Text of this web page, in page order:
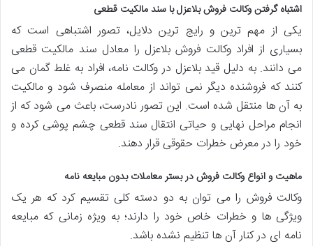
اشتباه گرفتن وکالت فروش بلاعزل با سند مالکیت قطعی
یکی از مهم ترین و رایج ترین دلایل، تصور اشتباهی است که
بسیاری از افراد وکالت فروش بلاعزل را معادل سند مالکیت قطعی
می دانند. به دلیل قید بلاعزل در وکالت نامه، افراد به غلط گمان می
کنند که فروشنده دیگر نمی تواند از معامله منصرف شود و مالکیت
به آن ها منتقل شده است. این تصور نادرست، باعث می شود که از
انجام مراحل نهایی و حیاتی انتقال سند قطعی چشم پوشی کرده و
خود را در معرض خطرات حقوقی قرار دهند.
ماهیت و انواع وکالت فروش در بستر معاملات بدون مبایعه نامه
وکالت فروش را می توان به دو دسته کلی تقسیم کرد که هر یک
ویژگی ها و خطرات خاص خود را دارند؛ به ویژه زمانی که مبایعه
نامه ای در کنار آن ها تنظیم نشده باشد.